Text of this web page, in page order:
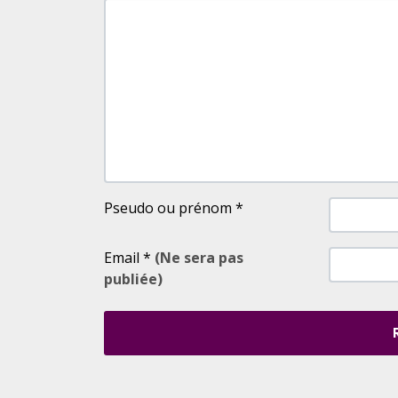
Pseudo ou prénom *
Email * (Ne sera pas
publiée)